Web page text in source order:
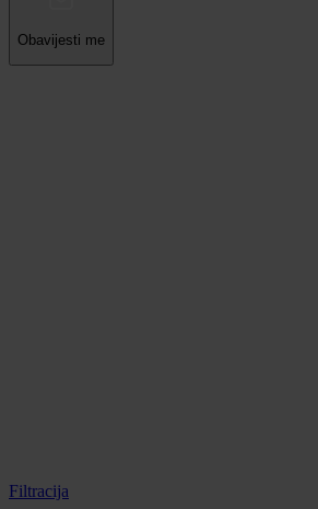
Obavijesti me
Filtracija